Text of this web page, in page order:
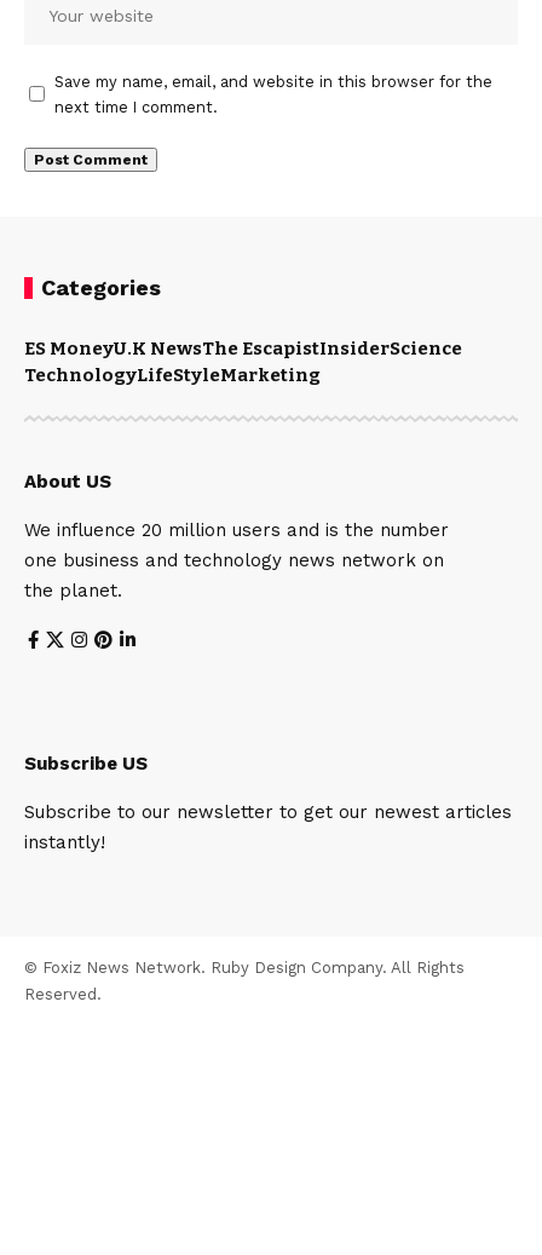
Save my name, email, and website in this browser for the
next time I comment.
Categories
ES MoneyU.K NewsThe EscapistInsiderScience
TechnologyLifeStyleMarketing
About US
We influence 20 million users and is the number
one business and technology news network on
the planet.
Subscribe US
Subscribe to our newsletter to get our newest articles
instantly!
© Foxiz News Network. Ruby Design Company. All Rights
Reserved.